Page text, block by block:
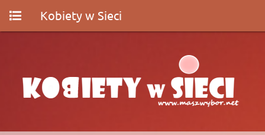
Kobiety w Sieci